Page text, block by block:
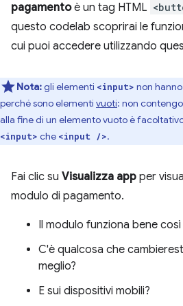
pagamentoè un tag HTML
questo codelab scoprirai le
cui puoi accedere utilizzando
Nota:gli elementi <input> non
perché sono elementi vuoti: non
alla fine di un elemento vuoto è
<input> che <input />.
Fai clic su Visualizza app per
modulo di pagamento.
Il modulo funziona bene
C'è qualcosa che
meglio?
E sui dispositivi mobili?